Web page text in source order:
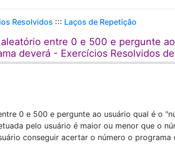
Resolvidos ::: Laços de Repetição
entre 0 e 500 e pergunte ao
deverá - Exercícios Resolvidos
0 e 500 e pergunte ao usuário qual é o
pelo usuário é maior ou menor que o
conseguir acertar o número o programa